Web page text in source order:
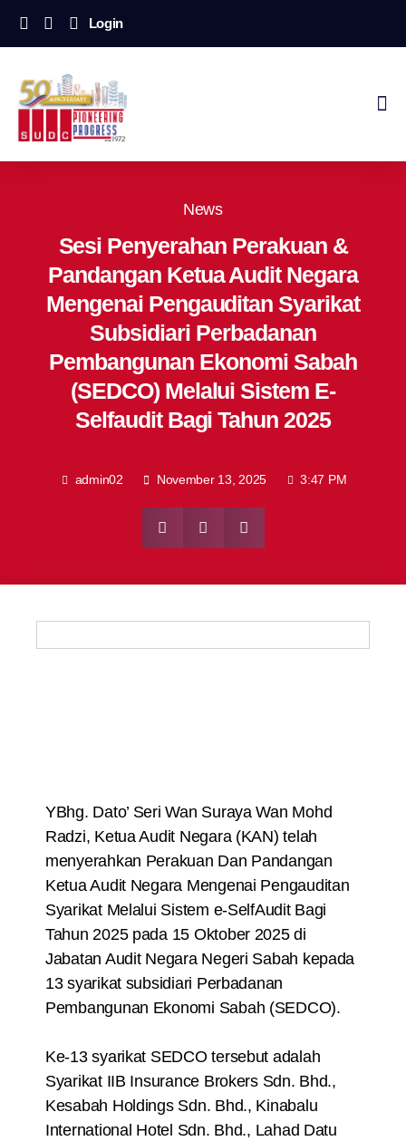
Login
News
Sesi Penyerahan Perakuan &
Pandangan Ketua Audit Negara
Mengenai Pengauditan Syarikat
Subsidiari Perbadanan
Pembangunan Ekonomi Sabah
(SEDCO) Melalui Sistem E-
Selfaudit Bagi Tahun 2025
admin02 November 13, 2025 3:47 PM
YBhg. Dato’ Seri Wan Suraya Wan Mohd
Radzi, Ketua Audit Negara (KAN) telah
menyerahkan Perakuan Dan Pandangan
Ketua Audit Negara Mengenai Pengauditan
Syarikat Melalui Sistem e-SelfAudit Bagi
Tahun 2025 pada 15 Oktober 2025 di
Jabatan Audit Negara Negeri Sabah kepada
13 syarikat subsidiari Perbadanan
Pembangunan Ekonomi Sabah (SEDCO).
Ke-13 syarikat SEDCO tersebut adalah
Syarikat IIB Insurance Brokers Sdn. Bhd.,
Kesabah Holdings Sdn. Bhd., Kinabalu
International Hotel Sdn. Bhd., Lahad Datu